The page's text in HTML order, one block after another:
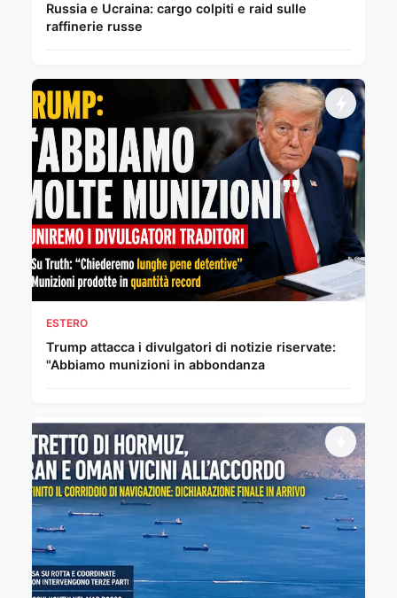
Russia e Ucraina: cargo colpiti e raid sulle
raffinerie russe
ESTERO
Trump attacca i divulgatori di notizie riservate:
"Abbiamo munizioni in abbondanza